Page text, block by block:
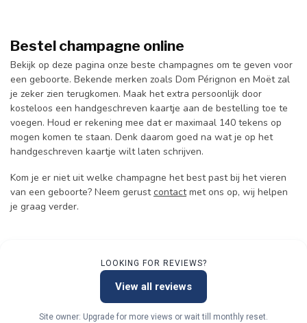
Bestel champagne online
Bekijk op deze pagina onze beste champagnes om te geven voor
een geboorte. Bekende merken zoals Dom Pérignon en Moët zal
je zeker zien terugkomen. Maak het extra persoonlijk door
kosteloos een handgeschreven kaartje aan de bestelling toe te
voegen. Houd er rekening mee dat er maximaal 140 tekens op
mogen komen te staan. Denk daarom goed na wat je op het
handgeschreven kaartje wilt laten schrijven.
Kom je er niet uit welke champagne het best past bij het vieren
van een geboorte? Neem gerustcontactmet ons op, wij helpen
je graag verder.
LOOKING FOR REVIEWS?
View all reviews
Site owner: Upgrade for more views or wait till monthly reset.